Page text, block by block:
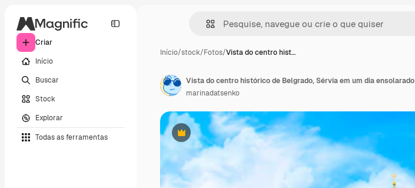
Criar
Início
Buscar
Stock
Explorar
Todas as ferramentas
Início/stock/Fotos/Vista do centro hist…
Premium
Vista do centro histórico de Belgrado, Sérvia em um dia ensolarado
marinadatsenko